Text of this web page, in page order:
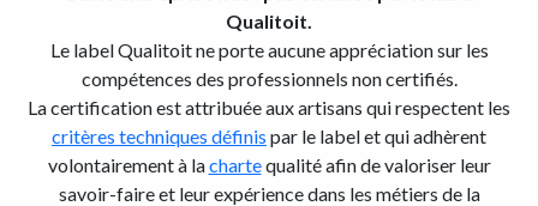
Qualitoit.
Le label Qualitoit ne porte aucune appréciation sur les
compétences des professionnels non certifiés.
La certification est attribuée aux artisans qui respectent les
critères techniques définis par le label et qui adhèrent
volontairement à lachartequalité afin de valoriser leur
savoir-faire et leur expérience dans les métiers de la